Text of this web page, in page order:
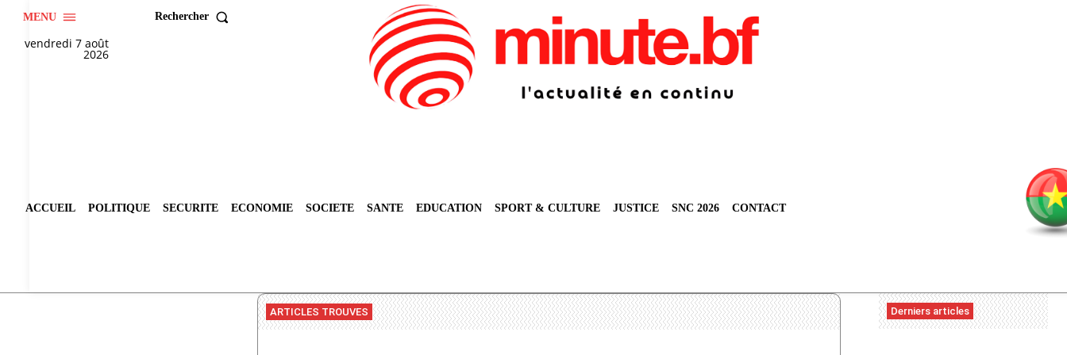
MENU Rechercher
vendredi 7 août
2026
ACCUEIL POLITIQUE SECURITE ECONOMIE SOCIETE SANTE EDUCATION SPORT & CULTURE JUSTICE SNC 2026 CONTACT
ARTICLES TROUVES Derniers articles